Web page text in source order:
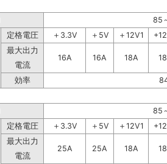
85
定格電圧 ＋3.3V ＋5V ＋12V1
最大出力
16A
16A 18A
電流
効率
85
定格電圧 ＋3.3V ＋5V ＋12V1
最大出力
25A
25A 18A
電流